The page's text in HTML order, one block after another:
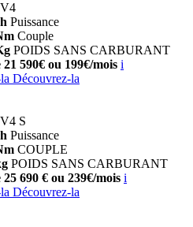
Puissance
Couple
POIDS SANS CARBURANT
590€ ou 199€/mois i
Découvrez-la
S
Puissance
COUPLE
POIDS SANS CARBURANT
690 € ou 239€/mois i
Découvrez-la